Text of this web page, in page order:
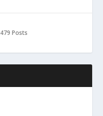
479 Posts